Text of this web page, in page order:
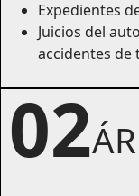
Expedientes
Juicios del
accidentes de
02